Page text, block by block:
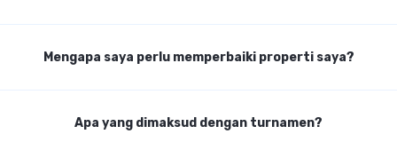
Semua grafik dan kutipan pasar adalah 100% nyata.
Cryptomania menyediakan kutipan aktual dari bursa
Mengapa saya perlu memperbaiki properti saya?
Saat Anda membeli properti di Invest Empire, salah
satu tugas Anda sebagai penyewa adalah menjaga
Apa yang dimaksud dengan turnamen?